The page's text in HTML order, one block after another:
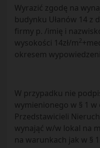
Wyrazić zgodę na
budynku Ułanów 14 z
firmy p. /imię i
wysokości 14zł/m2
okresem
W przypadku nie
wymienionego w § 1
Przedstawicieli
wynająć w/w lokal na
na warunkach jak w §